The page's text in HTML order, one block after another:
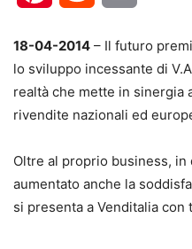
18-04-2014 – Il futuro
lo sviluppo incessante di
realtà che mette in sinergia
rivendite nazionali ed
Oltre al proprio business,
aumentato anche la
si presenta a Venditalia